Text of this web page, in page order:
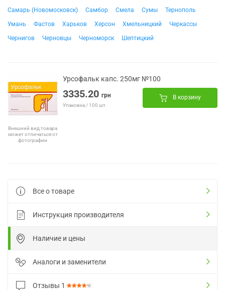
Самарь (Новомосковск)
Самбор Смела Сумы
Тернополь
Умань
Фастов Харьков Херсон Хмельницкий
Черкассы
Чернигов
Черновцы Черноморск Шептицкий
Внешний вид товара
может отличаться от
фотографии
Урсофальк капс. 250мг №100
3335.20 грн
Упаковка / 100 шт.
В корзину
Все о товаре
Инструкция производителя
Наличие и цены
Аналоги и заменители
Отзывы 1